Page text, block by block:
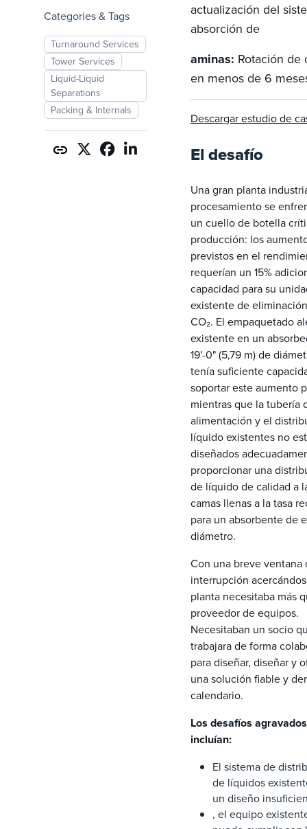
Categories & Tags
Turnaround Services
Tower Services
Liquid-Liquid
Separations
Packing & Internals
actualización del
absorción de
aminas: Rotación de
en menos de 6
Descargar estudio de
El desafío
Una gran planta
procesamiento se
un cuello de botella
producción: los
previstos en el
requerían un 15%
capacidad para su
existente de
CO₂. El empaquetado
existente en un
19'-0" (5,79 m) de
tenía suficiente
soportar este aumento
mientras que la tubería
alimentación y el
líquido existentes no
diseñados
proporcionar una
de líquido de calidad a
camas llenas a la tasa
para un absorbente de
diámetro.
Con una breve ventana
interrupción
planta necesitaba más
proveedor de equipos.
Necesitaban un socio
trabajara de forma
para diseñar, diseñar y
una solución fiable y
calendario.
Los desafíos agravados
incluían:
El sistema de
de líquidos
un diseño
, el equipo